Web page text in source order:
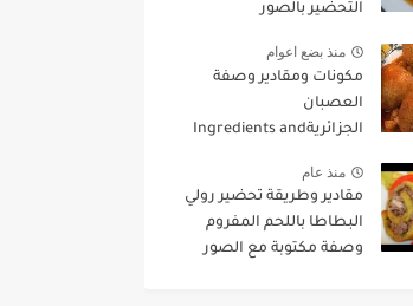
التحضير بالصور
منذ بضع اعوام
مكونات ومقادير وصفة
العصبان
الجزائريةIngredients and
gang recipe
منذ عام
مقادير وطريقة تحضير رولي
البطاطا باللحم المفروم
وصفة مكتوبة مع الصور